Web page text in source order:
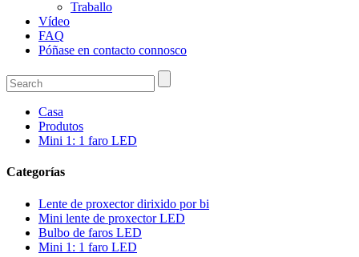
Traballo
Vídeo
FAQ
Póñase en contacto connosco
Casa
Produtos
Mini 1: 1 faro LED
Categorías
Lente de proxector dirixido por bi
Mini lente de proxector LED
Bulbo de faros LED
Mini 1: 1 faro LED